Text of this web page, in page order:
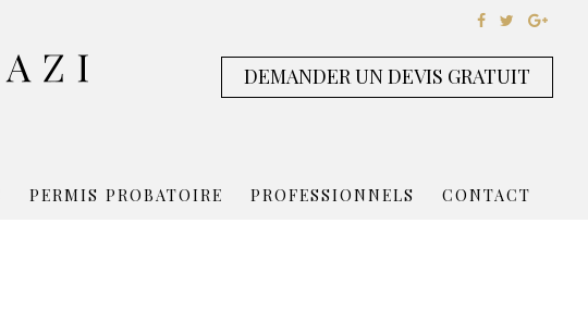
DEMANDER UN DEVIS GRATUIT
PERMIS PROBATOIRE PROFESSIONNELS CONTACT